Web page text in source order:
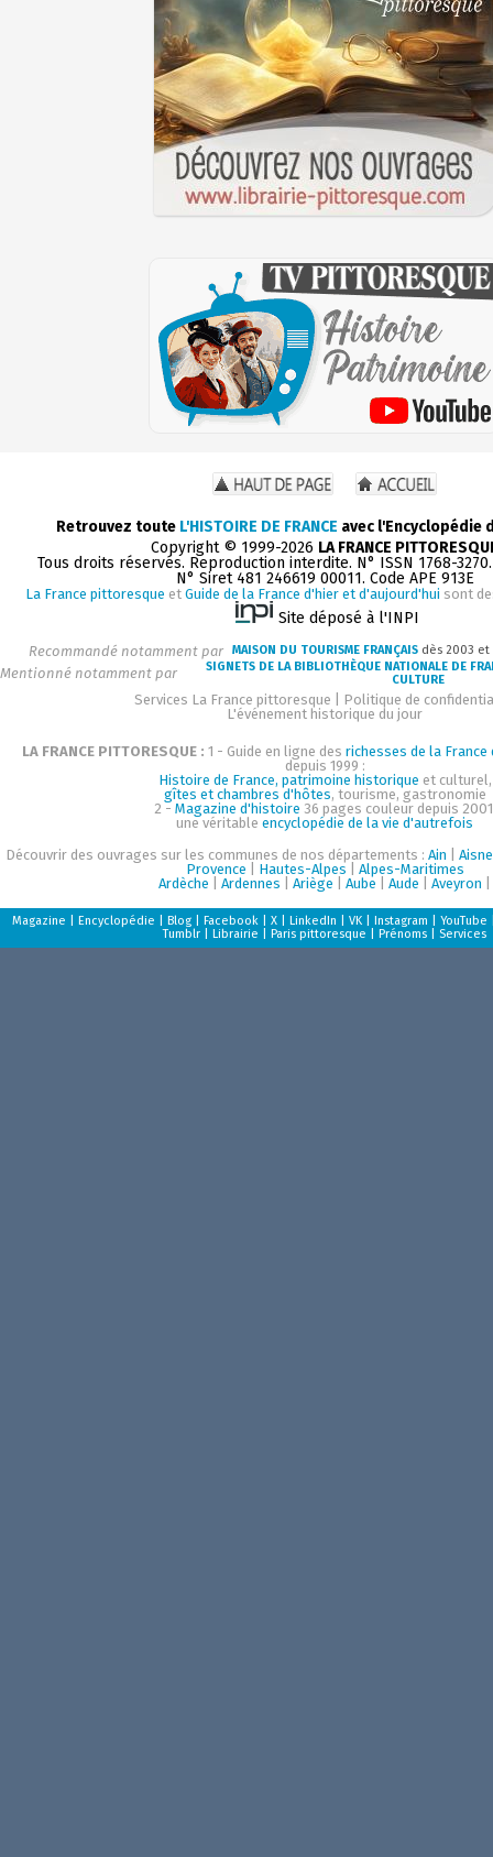
Retrouvez toute L'HISTOIRE DE FRANCE avec l'Encyclopédie
Copyright © 1999-2026 LA FRANCE
Tous droits réservés. Reproduction interdite. N° ISSN 1768-
N° Siret 481 246619 00011. Code APE 913E
La France pittoresque et Guide de la France d'hier et d'aujourd'hui sont
Site déposé à l'INPI
Recommandé notamment par MAISON DU TOURISME FRANÇAIS dès 2003 et
Mentionné notamment par
SIGNETS DE LA BIBLIOTHÈQUE NATIONALE DE
CULTURE
Services La France pittoresque
Politique de
L'événement historique du jour
LA FRANCE PITTORESQUE : 1 - Guide en ligne des richesses de la
depuis 1999 :
Histoire de France, patrimoine historique et culturel,
gîtes et chambres d'hôtes, tourisme, gastronomie
2 - Magazine d'histoire 36 pages couleur depuis
une véritable encyclopédie de la vie d'autrefois
Découvrir des ouvrages sur les communes de nos départements : Ain
Aisne
Provence
Hautes-Alpes
Alpes-Maritimes
Ardèche
Ardennes Ariège Aube Aude Aveyron
Magazine Encyclopédie Blog Facebook X LinkedIn VK Instagram YouTube
Tumblr
Librairie Paris pittoresque Prénoms Services